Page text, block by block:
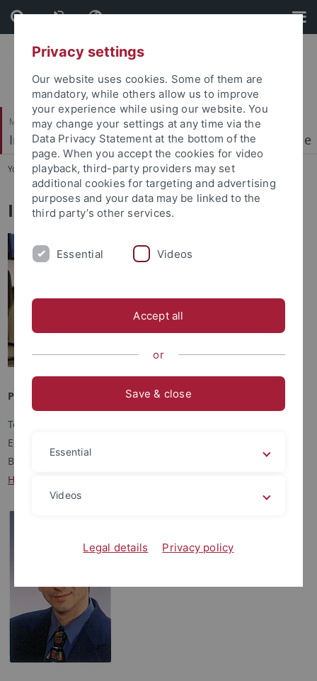
Skip
to
content
Skip
to
footer
Mathematisch-Naturwissenschaftliche Fakultät
Institut für Physikalische und Theoretische Chemie
You are here: Startseite ... Institutsangehörige
IPTC - Institutsangehörige
Prof. Dr. Benedetta Casu
Tel.: 07071 / 29-76252
E-Mail:
Büro: A 05 A 35
Homepage
Privacy settings
Our website uses cookies. Some of them are
mandatory, while others allow us to improve
your experience while using our website. You
may change your settings at any time via the
Data Privacy Statement at the bottom of the
page. When you accept the cookies for video
playback, third-party providers may set
additional cookies for targeting and advertising
purposes and your data may be linked to the
third party’s other services.
Essential Videos
Accept all
or
Save & close
Essential
Videos
Legal details Privacy policy